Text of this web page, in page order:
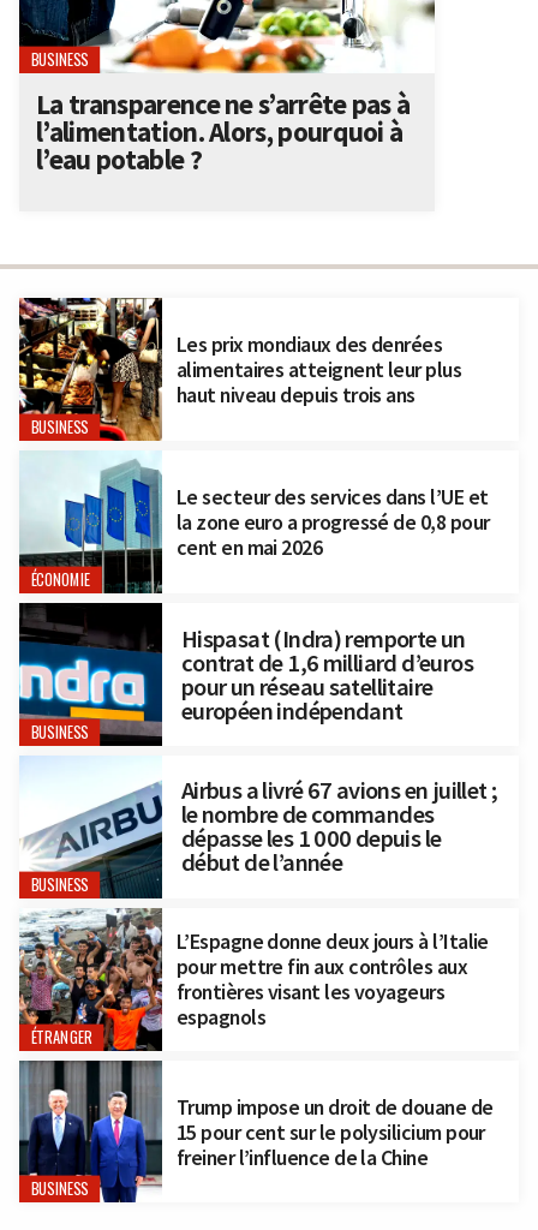
BUSINESS
Les prix mondiaux des denrées
alimentaires atteignent leur plus
haut niveau depuis trois ans
ÉCONOMIE
Le secteur des services dans l’UE et
la zone euro a progressé de 0,8 pour
cent en mai 2026
BUSINESS
Hispasat (Indra) remporte un
contrat de 1,6 milliard d’euros
pour un réseau satellitaire
européen indépendant
BUSINESS
Airbus a livré 67 avions en juillet ;
le nombre de commandes
dépasse les 1 000 depuis le
début de l’année
ÉTRANGER
L’Espagne donne deux jours à l’Italie
pour mettre fin aux contrôles aux
frontières visant les voyageurs
espagnols
BUSINESS
Trump impose un droit de douane de
15 pour cent sur le polysilicium pour
freiner l’influence de la Chine
BUSINESS
La transparence ne s’arrête pas à
l’alimentation. Alors, pourquoi à
l’eau potable ?